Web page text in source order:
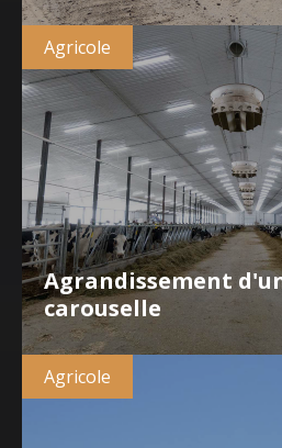
Agricole
Agrandissement
carouselle
Agricole